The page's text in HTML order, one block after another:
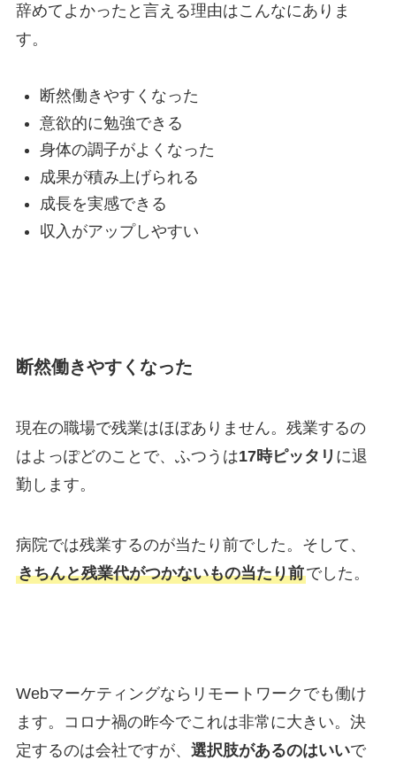
辞めてよかったと言える理由はこんなにありま
す。
断然働きやすくなった
意欲的に勉強できる
身体の調子がよくなった
成果が積み上げられる
成長を実感できる
収入がアップしやすい
断然働きやすくなった
現在の職場で残業はほぼありません。残業するの
はよっぽどのことで、ふつうは17時ピッタリ に退
勤します。
病院では残業するのが当たり前でした。そして、
きちんと残業代がつかないもの当たり前でした。
Webマーケティングならリモートワークでも働け
ます。コロナ禍の昨今でこれは非常に大きい。決
定するのは会社ですが、 選択肢があるのはいいで